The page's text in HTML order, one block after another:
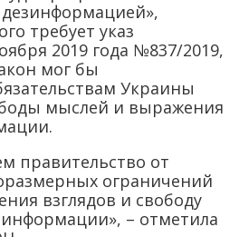
требует указ
2019 года №837/2019,
мог бы
Украины
мыслей и выражения
правительство от
ограничений
взглядов и свободу
– отметила